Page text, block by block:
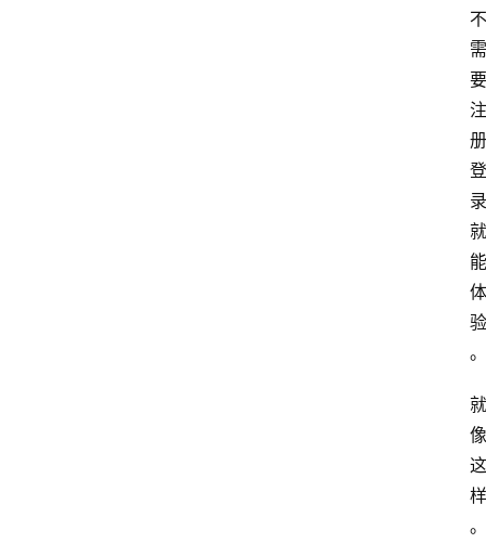
不
需
要
注
册
登
录
就
能
体
验
。
就
像
这
样
。